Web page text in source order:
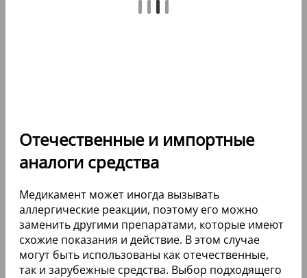
Отечественные и импортные
аналоги средства
Медикамент может иногда вызывать
аллергические реакции, поэтому его можно
заменить другими препаратами, которые имеют
схожие показания и действие. В этом случае
могут быть использованы как отечественные,
так и зарубежные средства. Выбор подходящего